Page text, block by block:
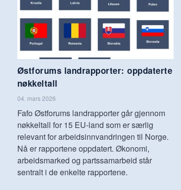
Østforums landrapporter: oppdaterte
nøkkeltall
04. mars 2026
Fafo Østforums landrapporter går gjennom
nøkkeltall for 15 EU-land som er særlig
relevant for arbeidsinnvandringen til Norge.
Nå er rapportene oppdatert. Økonomi,
arbeidsmarked og partssamarbeid står
sentralt i de enkelte rapportene.